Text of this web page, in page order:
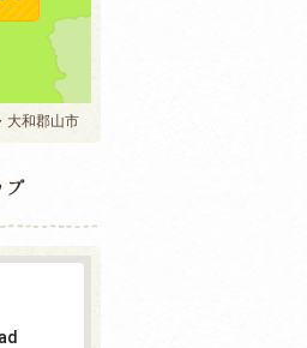
大和郡山市